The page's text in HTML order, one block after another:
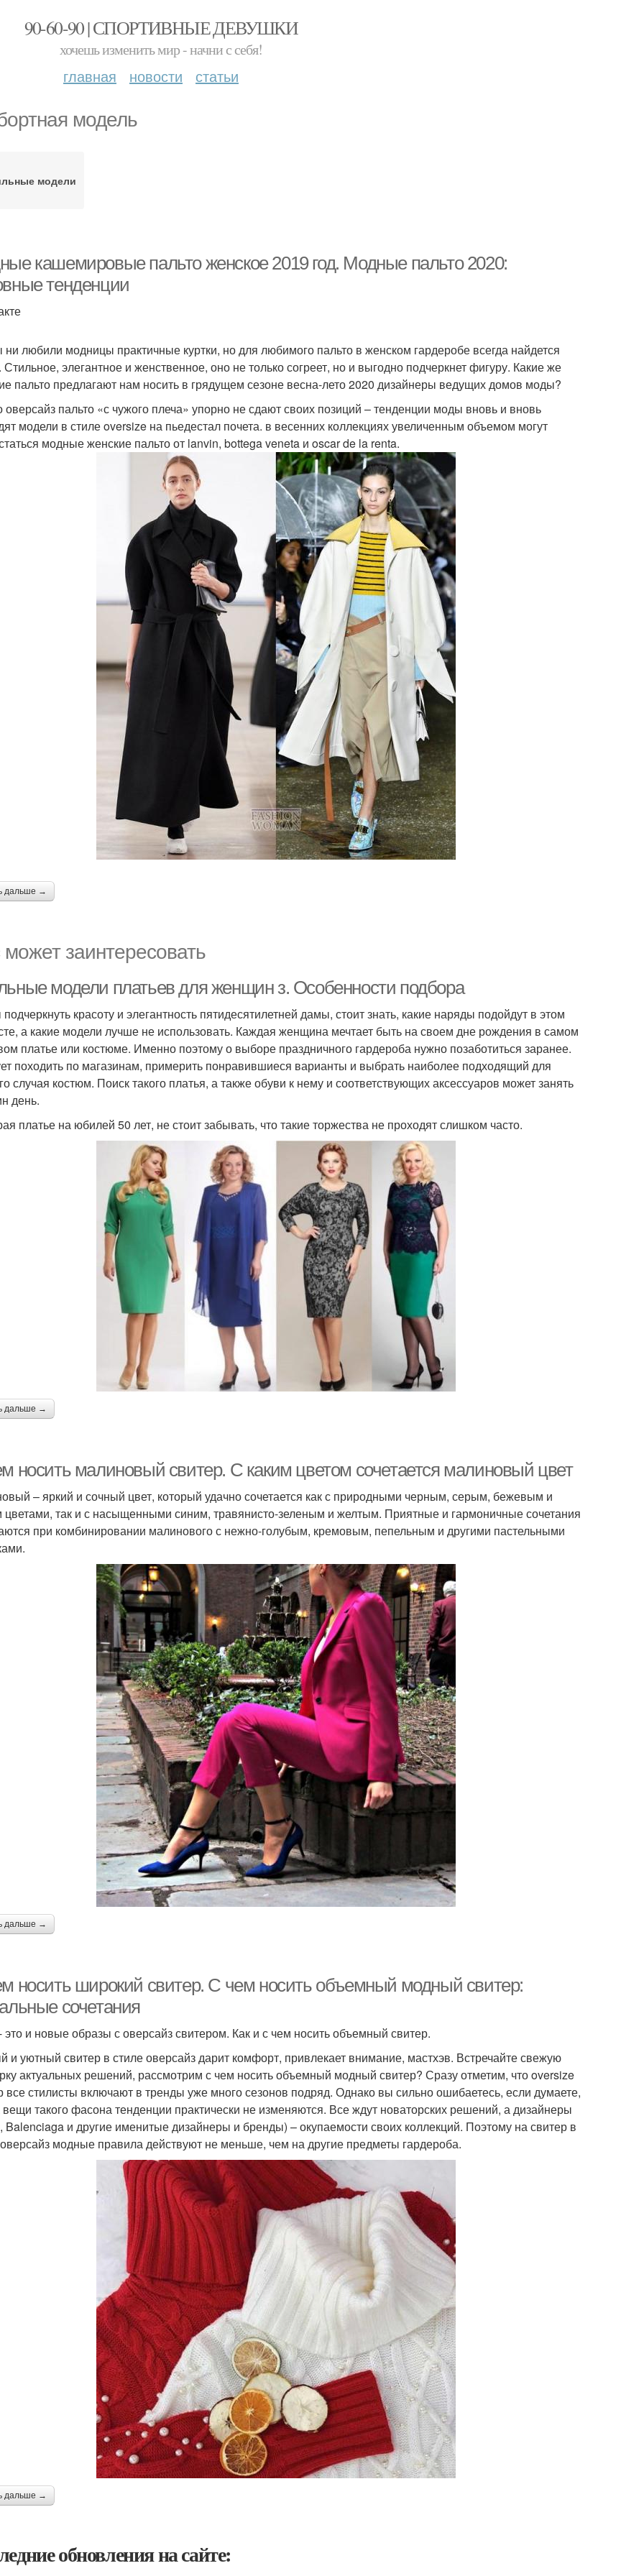
90-60-90 | СПОРТИВНЫЕ ДЕВУШКИ
хочешь изменить мир - начни с себя!
главная новости статьи
модель
модели
кашемировые пальто женское 2019 год. Модные пальто 2020:
тенденции
ни любили модницы практичные куртки, но для любимого пальто в женском гардеробе всегда найдется
Стильное, элегантное и женственное, оно не только согреет, но и выгодно подчеркнет фигуру. Какие же
пальто предлагают нам носить в грядущем сезоне весна-лето 2020 дизайнеры ведущих домов моды?
оверсайз пальто «с чужого плеча» упорно не сдают своих позиций – тенденции моды вновь и вновь
модели в стиле oversize на пьедестал почета. в весенних коллекциях увеличенным объемом могут
модные женские пальто от lanvin, bottega veneta и oscar de la renta.
дальше →
заинтересовать
модели платьев для женщин з. Особенности подбора
красоту и элегантность пятидесятилетней дамы, стоит знать, какие наряды подойдут в этом
а какие модели лучше не использовать. Каждая женщина мечтает быть на своем дне рождения в самом
платье или костюме. Именно поэтому о выборе праздничного гардероба нужно позаботиться заранее.
походить по магазинам, примерить понравившиеся варианты и выбрать наиболее подходящий для
случая костюм. Поиск такого платья, а также обуви к нему и соответствующих аксессуаров может занять
день.
платье на юбилей 50 лет, не стоит забывать, что такие торжества не проходят слишком часто.
дальше →
носить малиновый свитер. С каким цветом сочетается малиновый цвет
– яркий и сочный цвет, который удачно сочетается как с природными черным, серым, бежевым и
так и с насыщенными синим, травянисто-зеленым и желтым. Приятные и гармоничные сочетания
при комбинировании малинового с нежно-голубым, кремовым, пепельным и другими пастельными
дальше →
носить широкий свитер. С чем носить объемный модный свитер:
сочетания
и новые образы с оверсайз свитером. Как и с чем носить объемный свитер.
и уютный свитер в стиле оверсайз дарит комфорт, привлекает внимание, мастхэв. Встречайте свежую
актуальных решений, рассмотрим с чем носить объемный модный свитер? Сразу отметим, что oversize
все стилисты включают в тренды уже много сезонов подряд. Однако вы сильно ошибаетесь, если думаете,
вещи такого фасона тенденции практически не изменяются. Все ждут новаторских решений, а дизайнеры
Balenciaga и другие именитые дизайнеры и бренды) – окупаемости своих коллекций. Поэтому на свитер в
модные правила действуют не меньше, чем на другие предметы гардероба.
дальше →
обновления на сайте: